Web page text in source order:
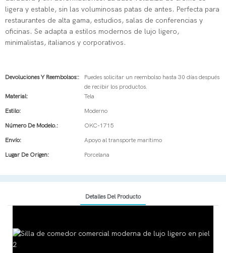
ligera y estable, sin las voluminosas patas de antes. Perfecta para
restaurantes de alta gama, estudios, salas de conferencias y
oficinas. Se adapta a estilos modernos de lujo ligero,
minimalistas, italianos y corporativos.
Devoluciones Y Reembolsos::
Puedes solicitar un reembolso hasta 30 días después
de recibir los productos.
Material:
Tela
Estilo: Moderno
Número De Modelo.: OKC-1715
Envío: Apoyo al transporte marítimo
Lugar De Origen: Porcelana
Detalles Del Producto